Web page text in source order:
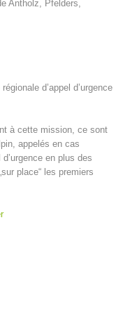
Antholz, Pfelders,
d’appel d’urgence
à cette mission, ce sont
appelés en cas
en plus des
place“ les premiers